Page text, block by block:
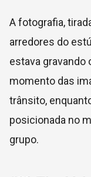
A fotografia,
arredores do
estava gravando
momento das
trânsito,
posicionada no
grupo.